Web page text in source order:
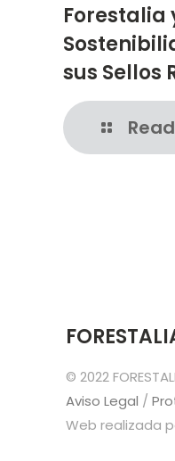
Forestalia
sus Sellos
© 2022
Aviso Legal /
Web realizada